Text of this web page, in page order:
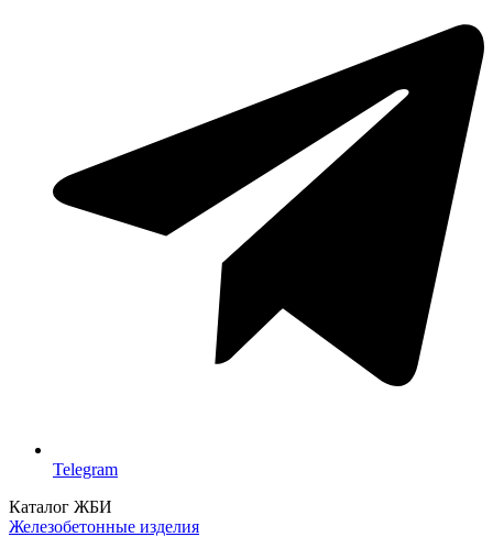
Telegram
Каталог ЖБИ
Железобетонные изделия